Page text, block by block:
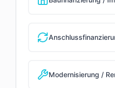
Modernisierung /